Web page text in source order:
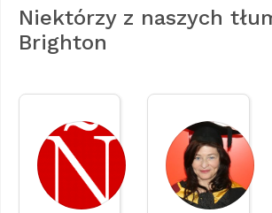
Niektórzy z naszych
Brighton